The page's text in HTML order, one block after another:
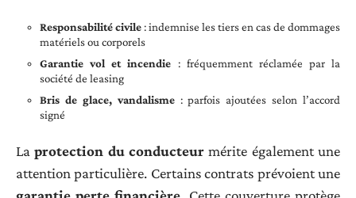
Responsabilité civile: indemnise les tiers en cas de dommages
matériels ou corporels
Garantie vol et incendie : fréquemment réclamée par la
société de leasing
Bris de glace, vandalisme: parfois ajoutées selon l’accord
signé
Laprotection du conducteur mérite également une
attention particulière. Certains contrats prévoient une